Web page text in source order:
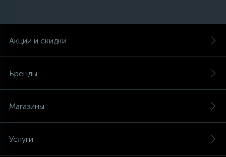
Акции и скидки
Бренды
Магазины
Услуги